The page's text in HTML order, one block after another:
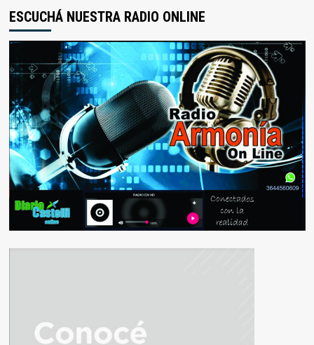
ESCUCHÁ NUESTRA RADIO ONLINE